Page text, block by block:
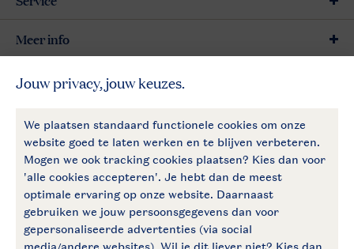
Follow Us
facebookinstagram
Meer info
Meer Landal